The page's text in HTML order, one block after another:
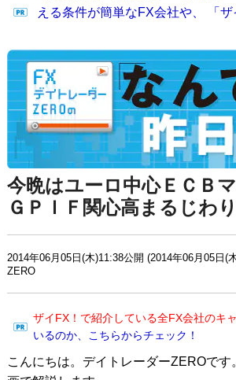
える条件が簡単なFX会社や、 「
今晩はユーロ中心ＥＣＢ
ＧＰＩＦ関心高まるじわ
2014年06月05日(木)11:38公開 (2014年06月05日(
ZERO
ザイFX！で紹介している全FX会社のキ
いるのか、こちらからチェック！
こんにちは。デイトレーダーZEROで